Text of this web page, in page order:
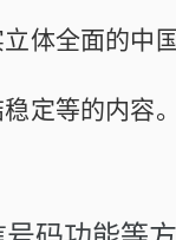
体全面的中国
定等的内容。